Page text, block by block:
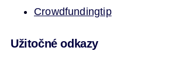
Crowdfundingtip
Užitočné odkazy